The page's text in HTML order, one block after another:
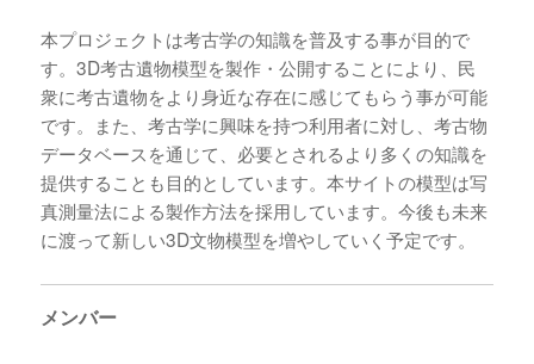
本プロジェクトは考古学の知識を普及する事が目的で
す。3D考古遺物模型を製作・公開することにより、民
衆に考古遺物をより身近な存在に感じてもらう事が可能
です。また、考古学に興味を持つ利用者に対し、考古物
データベースを通じて、必要とされるより多くの知識を
提供することも目的としています。本サイトの模型は写
真測量法による製作方法を採用しています。今後も未来
に渡って新しい3D文物模型を増やしていく予定です。
メンバー